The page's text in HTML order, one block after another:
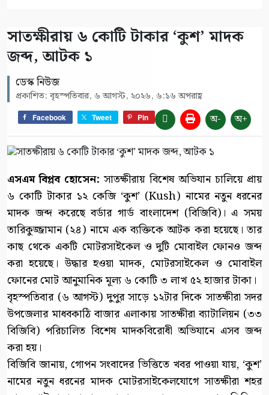
সাতক্ষীরায় ৬ কোটি টাকার ‘কুশ’ মাদক
জব্দ, আটক ১
ডেস্ক নিউজ
প্রকাশিত: বৃহস্পতিবার, ৬ আগস্ট, ২০২৬, ৬:১৬ অপরাহ্ণ
Facebook Tweet Pin অ- অ+
এসএম বিপ্লব হোসেন: সাতক্ষীরায় বিশেষ অভিযান চালিয়ে প্রায়
৬ কোটি টাকার ১২ কেজি ‘কুশ’ (Kush) নামের নতুন ধরনের
মাদক জব্দ করেছে বর্ডার গার্ড বাংলাদেশ (বিজিবি)। এ সময়
তারিকুজ্জামান (২৪) নামে এক ব্যক্তিকে আটক করা হয়েছে। তার
কাছ থেকে একটি মোটরসাইকেল ও দুটি মোবাইল ফোনও জব্দ
করা হয়েছে। উদ্ধার হওয়া মাদক, মোটরসাইকেল ও মোবাইল
ফোনের মোট আনুমানিক মূল্য ৬ কোটি ৩ লাখ ৫২ হাজার টাকা।
বৃহস্পতিবার (৬ আগস্ট) দুপুর সাড়ে ১২টার দিকে সাতক্ষীরা সদর
উপজেলার মাধবকাঠি বাজার এলাকায় সাতক্ষীরা ব্যাটালিয়ন (৩৩
বিজিবি) পরিচালিত বিশেষ মাদকবিরোধী অভিযানে এসব জব্দ
করা হয়।
বিজিবি জানায়, গোপন সংবাদের ভিত্তিতে খবর পাওয়া যায়, ‘কুশ’
নামের নতুন ধরনের মাদক মোটরসাইকেলযোগে সাতক্ষীরা শহর